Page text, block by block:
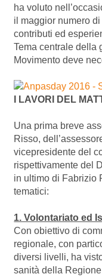
ha voluto
il maggior numero
contributi ed
Tema centrale della
Movimento deve
I LAVORI DEL
Una prima breve
Risso,
vicepresidente del
rispettivamente del
in ultimo di Fabrizio
tematici:
1. Volontariato ed
Con obiettivo di
regionale, con
diversi livelli, ha
sanità della